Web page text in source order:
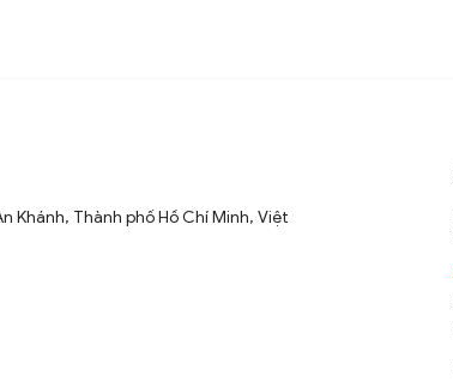
mọi không gian sống. Chúng kết hợp công nghệ
từ xa, đèn LED và tích hợp với hệ thống nhà thông
Khánh, Thành phố Hồ Chí Minh, Việt